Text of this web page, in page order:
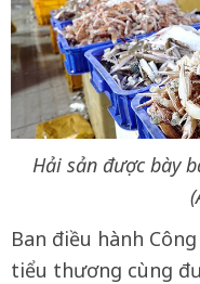
Hải sản được bày
Ban điều hành
tiểu thương cùng